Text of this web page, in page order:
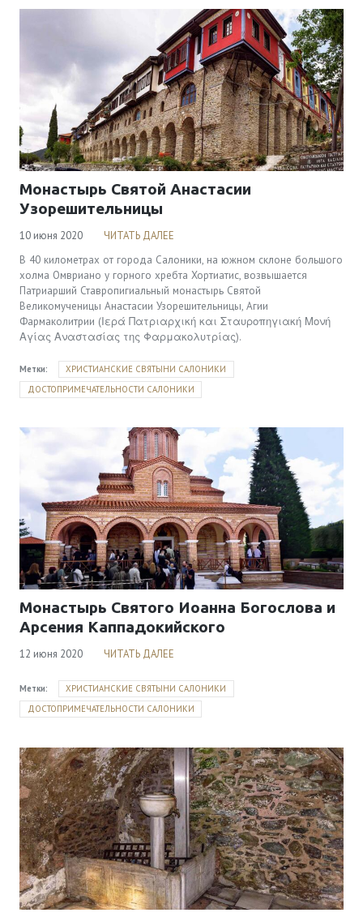
Монастырь Святой Анастасии
Узорешительницы
10 июня 2020
ЧИТАТЬ ДАЛЕЕ
В 40 километрах от города Салоники, на южном склоне большого
холма Омвриано у горного хребта Хортиатис, возвышается
Патриарший Ставропигиальный монастырь Святой
Великомученицы Анастасии Узорешительницы, Агии
Фармаколитрии (Ιερά Πατριαρχική και Σταυροπηγιακή Μονή
Αγίας Αναστασίας της Φαρμακολυτρίας).
Метки:
ХРИСТИАНСКИЕ СВЯТЫНИ САЛОНИКИ
ДОСТОПРИМЕЧАТЕЛЬНОСТИ САЛОНИКИ
Монастырь Святого Иоанна Богослова и
Арсения Каппадокийского
12 июня 2020 ЧИТАТЬ ДАЛЕЕ
Метки:
ХРИСТИАНСКИЕ СВЯТЫНИ САЛОНИКИ
ДОСТОПРИМЕЧАТЕЛЬНОСТИ САЛОНИКИ